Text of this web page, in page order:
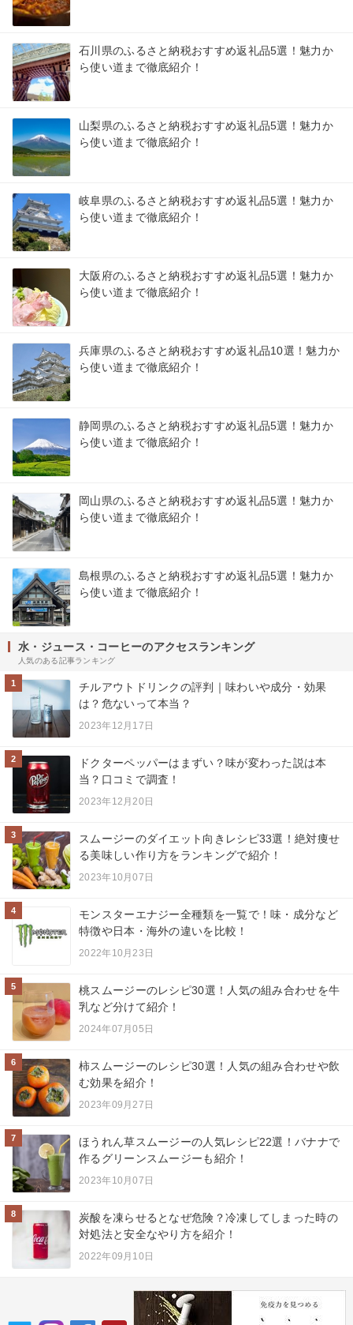
石川県のふるさと納税おすすめ返礼品5選！魅力か
ら使い道まで徹底紹介！
山梨県のふるさと納税おすすめ返礼品5選！魅力か
ら使い道まで徹底紹介！
岐阜県のふるさと納税おすすめ返礼品5選！魅力か
ら使い道まで徹底紹介！
大阪府のふるさと納税おすすめ返礼品5選！魅力か
ら使い道まで徹底紹介！
兵庫県のふるさと納税おすすめ返礼品10選！魅力か
ら使い道まで徹底紹介！
静岡県のふるさと納税おすすめ返礼品5選！魅力か
ら使い道まで徹底紹介！
岡山県のふるさと納税おすすめ返礼品5選！魅力か
ら使い道まで徹底紹介！
島根県のふるさと納税おすすめ返礼品5選！魅力か
ら使い道まで徹底紹介！
水・ジュース・コーヒーのアクセスランキング
人気のある記事ランキング
1
チルアウトドリンクの評判｜味わいや成分・効果
は？危ないって本当？
2023年12月17日
2
ドクターペッパーはまずい？味が変わった説は本
当？口コミで調査！
2023年12月20日
3
スムージーのダイエット向きレシピ33選！絶対痩せ
る美味しい作り方をランキングで紹介！
2023年10月07日
4
モンスターエナジー全種類を一覧で！味・成分など
特徴や日本・海外の違いを比較！
2022年10月23日
5
桃スムージーのレシピ30選！人気の組み合わせを牛
乳など分けて紹介！
2024年07月05日
6
柿スムージーのレシピ30選！人気の組み合わせや飲
む効果を紹介！
2023年09月27日
7
ほうれん草スムージーの人気レシピ22選！バナナで
作るグリーンスムージーも紹介！
2023年10月07日
8
炭酸を凍らせるとなぜ危険？冷凍してしまった時の
対処法と安全なやり方を紹介！
2022年09月10日